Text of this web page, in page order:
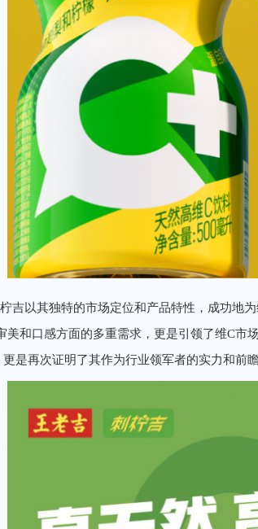
吉以其独特的市场定位和产品特性，成功地
美和口感方面的多重需求，更是引领了维C市
是再次证明了其作为行业领军者的实力和前瞻